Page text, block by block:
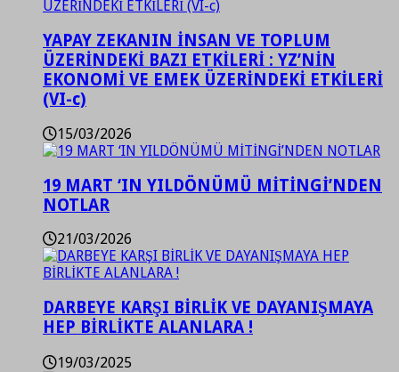
YAPAY ZEKANIN İNSAN VE TOPLUM
ÜZERİNDEKİ BAZI ETKİLERİ : YZ’NİN
EKONOMİ VE EMEK ÜZERİNDEKİ ETKİLERİ
(VI-c)
15/03/2026
19 MART ‘IN YILDÖNÜMÜ MİTİNGİ’NDEN
NOTLAR
21/03/2026
DARBEYE KARŞI BİRLİK VE DAYANIŞMAYA
HEP BİRLİKTE ALANLARA !
19/03/2025